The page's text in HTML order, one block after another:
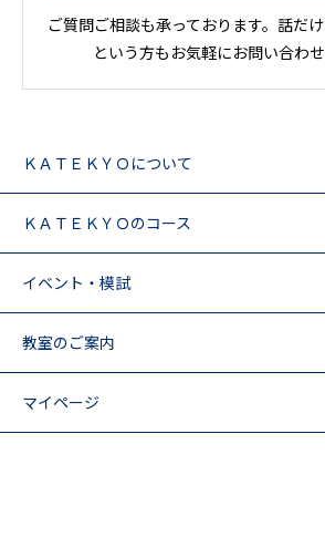
ご質問ご相談も承っております。話だ
という方もお気軽にお問い合わせ
ＫＡＴＥＫＹＯについて
ＫＡＴＥＫＹＯのコース
イベント・模試
教室のご案内
マイページ